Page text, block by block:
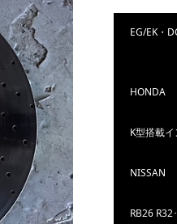
EG/EK・
HONDA
K型搭載
NISSAN
RB26 R32